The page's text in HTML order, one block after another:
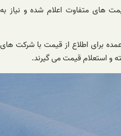
های متفاوت اعلام شده و نیاز به
برای اطلاع از قیمت با شرکت های
و استعلام قیمت می گیرند.